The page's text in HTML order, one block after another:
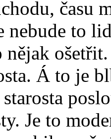
času
to
nějak
Á to je
Je to